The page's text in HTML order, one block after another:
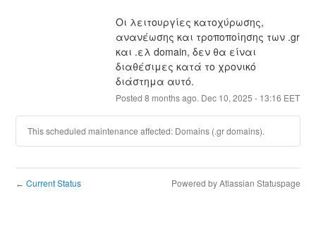
Οι λειτουργίες κατοχύρωσης,
ανανέωσης και τροποποίησης των .gr
και .ελ domain, δεν θα είναι
διαθέσιμες κατά το χρονικό
διάστημα αυτό.
Posted 8 months ago. Dec 10, 2025 - 13:16 EET
This scheduled maintenance affected: Domains (.gr domains).
← Current Status Powered by Atlassian Statuspage